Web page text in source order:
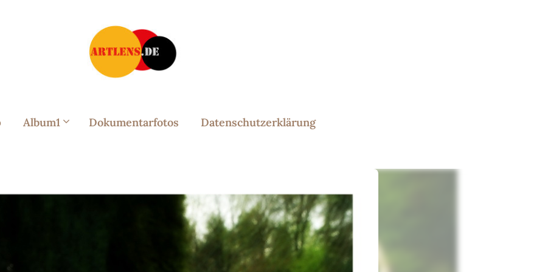
Album1 Dokumentarfotos Datenschutzerklärung